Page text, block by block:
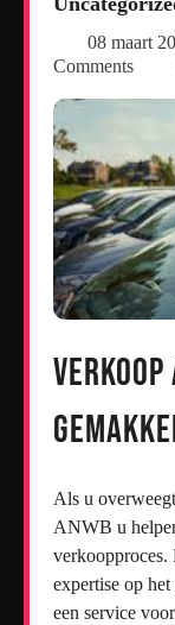
08 maart
Comments
Verkoop
Als u
ANWB u
expertise op
een service